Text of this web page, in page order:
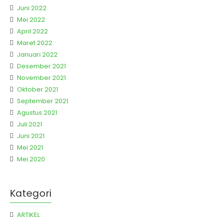
Juni 2022
Mei 2022
April 2022
Maret 2022
Januari 2022
Desember 2021
November 2021
Oktober 2021
September 2021
Agustus 2021
Juli 2021
Juni 2021
Mei 2021
Mei 2020
Kategori
ARTIKEL